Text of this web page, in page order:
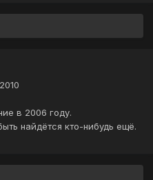
в 2006 году.
найдётся кто-нибудь ещё.